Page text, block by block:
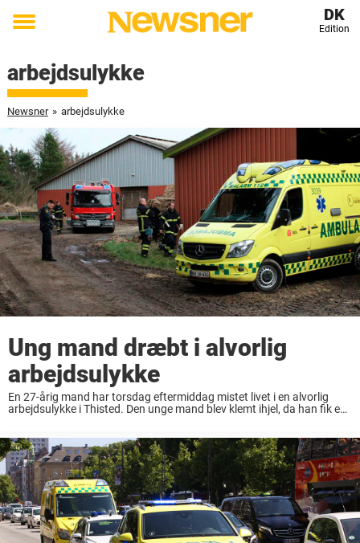
Toggle
DK
Edition
arbejdsulykke
Newsner » arbejdsulykke
Ung mand dræbt i alvorlig
arbejdsulykke
En 27-årig mand har torsdag eftermiddag mistet livet i en alvorlig
arbejdsulykke i Thisted. Den unge mand blev klemt ihjel, da han fik en